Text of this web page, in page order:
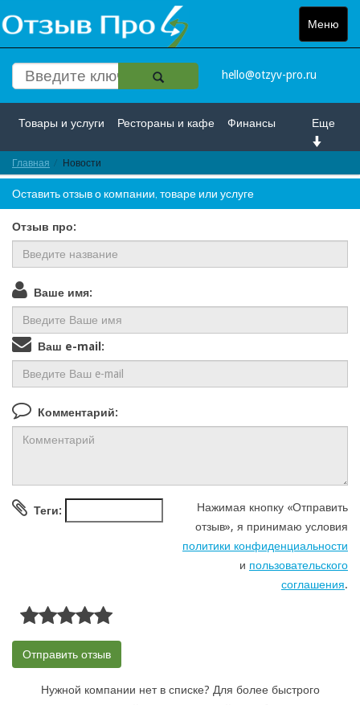
Меню
Toggle
hello@otzyv-pro.ru
Еще
Товары и услуги Рестораны и кафе Финансы
Красота и здоровье
Путешествие и отдых Транспорт
Недвижимость Работа Гос. учреждения
Личности
Главная Новости
Оставить отзыв о компании, товаре или услуге
Отзыв про:
Ваше имя:
Ваш e-mail:
Комментарий:
Нажимая кнопку «Отправить
отзыв», я принимаю условия
политики конфиденциальности
и пользовательского
соглашения.
Теги:
Нужной компании нет в списке? Для более быстрого